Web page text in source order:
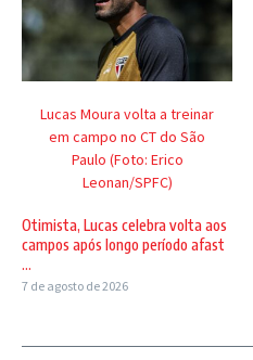
Lucas Moura volta a treinar
em campo no CT do São
Paulo (Foto: Erico
Leonan/SPFC)
Otimista, Lucas celebra volta aos
campos após longo período afast
...
7 de agosto de 2026